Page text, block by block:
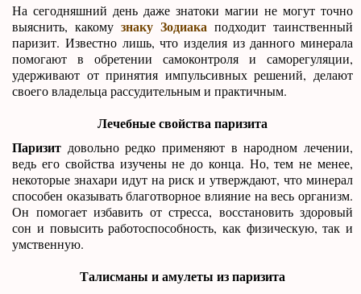
На сегодняшний день даже знатоки магии не могут точно
выяснить, какомузнаку Зодиака подходит таинственный
паризит. Известно лишь, что изделия из данного минерала
помогают в обретении самоконтроля и саморегуляции,
удерживают от принятия импульсивных решений, делают
своего владельца рассудительным и практичным.
Лечебные свойства паризита
Паризит довольно редко применяют в народном лечении,
ведь его свойства изучены не до конца. Но, тем не менее,
некоторые знахари идут на риск и утверждают, что минерал
способен оказывать благотворное влияние на весь организм.
Он помогает избавить от стресса, восстановить здоровый
сон и повысить работоспособность, как физическую, так и
умственную.
Талисманы и амулеты из паризита